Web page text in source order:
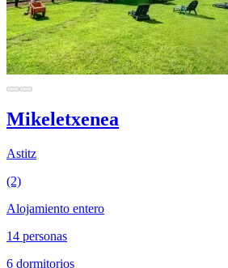
Mikeletxenea
Astitz
(2)
Alojamiento entero
14 personas
6 dormitorios